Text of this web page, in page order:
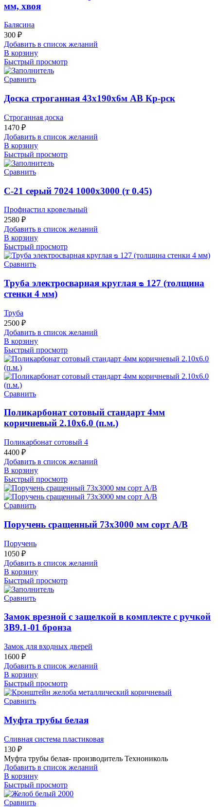
мм, хвоя
Балясина
300 ₽
Добавить в список желаний
В корзину
Быстрый просмотр
Сравнить
Доска строганная 43х190х6м АВ Кр-рск
Строганная доска
1470 ₽
Добавить в список желаний
В корзину
Быстрый просмотр
Сравнить
С-21 серый 7024 1000х3000 (т 0.45)
Профнастил кровельный
2580 ₽
Добавить в список желаний
В корзину
Быстрый просмотр
Сравнить
Труба электросварная круглая ᴓ 127 (толщина
стенки 4 мм)
Труба
2500 ₽
Добавить в список желаний
В корзину
Быстрый просмотр
Сравнить
Поликарбонат сотовый стандарт 4мм
коричневый 2.10х6.0 (п.м.)
Поликарбонат сотовый 4
4400 ₽
Добавить в список желаний
В корзину
Быстрый просмотр
Сравнить
Поручень сращенный 73х3000 мм сорт А/В
Поручень
1050 ₽
Добавить в список желаний
В корзину
Быстрый просмотр
Сравнить
Замок врезной с защелкой в комплекте с ручкой
3В9.1-01 бронза
Замок для входных дверей
1600 ₽
Добавить в список желаний
В корзину
Быстрый просмотр
Сравнить
Муфта трубы белая
Сливная система пластиковая
130 ₽
Муфта трубы белая- производитель Технониколь
Добавить в список желаний
В корзину
Быстрый просмотр
Сравнить